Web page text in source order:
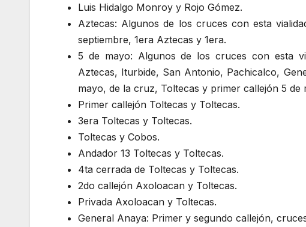
Luis Hidalgo Monroy y Rojo Gómez.
Aztecas: Algunos de los cruces con esta
septiembre, 1era Aztecas y 1era.
5 de mayo: Algunos de los cruces con esta
Aztecas, Iturbide, San Antonio, Pachicalco,
mayo, de la cruz, Toltecas y primer callejón 5 de
Primer callejón Toltecas y Toltecas.
3era Toltecas y Toltecas.
Toltecas y Cobos.
Andador 13 Toltecas y Toltecas.
4ta cerrada de Toltecas y Toltecas.
2do callejón Axoloacan y Toltecas.
Privada Axoloacan y Toltecas.
General Anaya: Primer y segundo callejón,